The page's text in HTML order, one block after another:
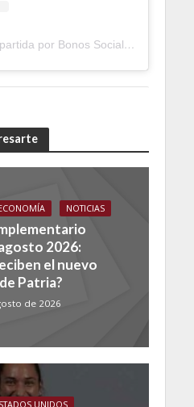
Una publicación compartida por Bonos Social (@bonossocial)
NOTICIAS
2026:
el nuevo
Patria?
de 2026
UNIDOS